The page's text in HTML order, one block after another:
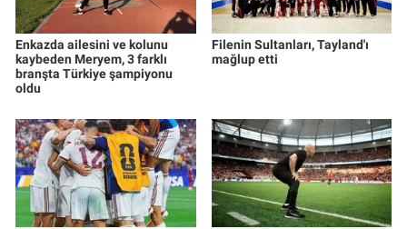
Enkazda ailesini ve kolunu
kaybeden Meryem, 3 farklı
branşta Türkiye şampiyonu
oldu
Filenin Sultanları, Tayland'ı
mağlup etti